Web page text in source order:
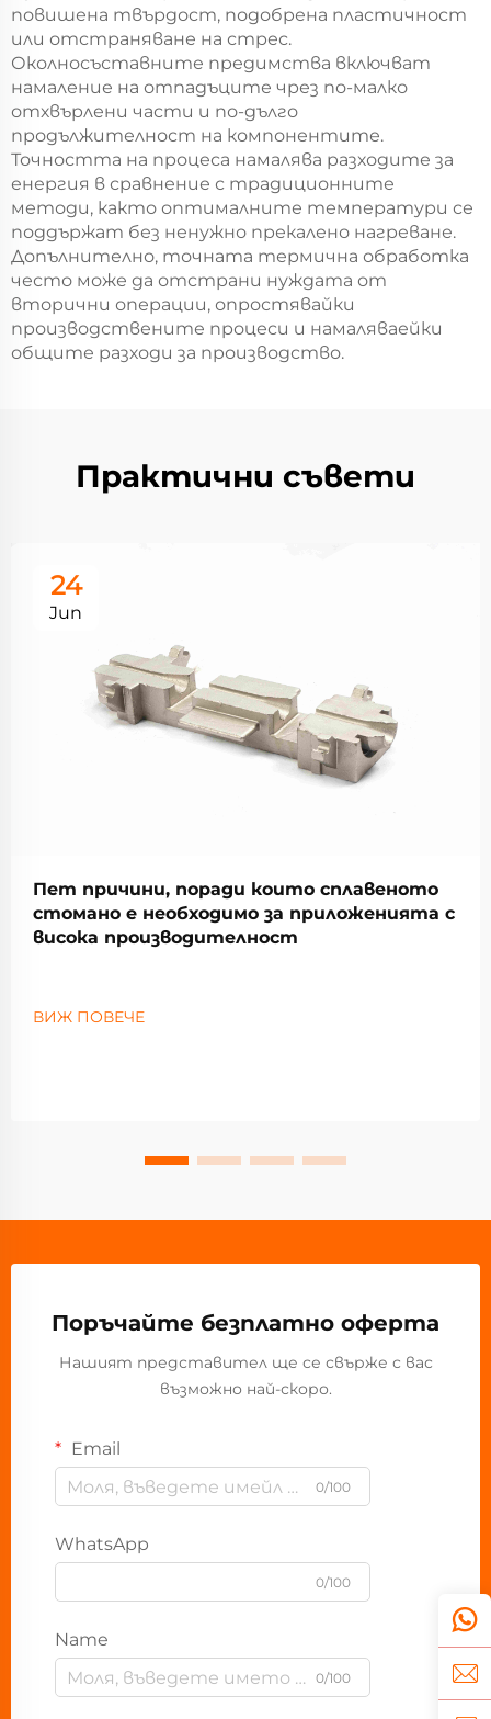
повишена твърдост, подобрена пластичност
или отстраняване на стрес.
Околносъставните предимства включват
намаление на отпадъците чрез по-малко
отхвърлени части и по-дълго
продължителност на компонентите.
Точността на процеса намалява разходите за
енергия в сравнение с традиционните
методи, както оптималните температури се
поддържат без ненужно прекалено нагреване.
Допълнително, точната термична обработка
често може да отстрани нуждата от
вторични операции, опростявайки
производствените процеси и намаляваейки
общите разходи за производство.
Практични съвети
24
Jun
Пет причини, поради които сплавеното
стомано е необходимо за приложенията с
висока производителност
ВИЖ ПОВЕЧЕ
Поръчайте безплатно оферта
Нашият представител ще се свърже с вас
възможно най-скоро.
Email
0/100
WhatsApp
0/100
Name
0/100